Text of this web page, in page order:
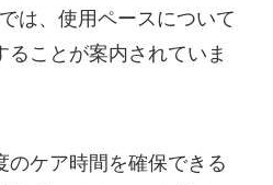
は、使用ペースについて
ことが案内されていま
のケア時間を確保できる